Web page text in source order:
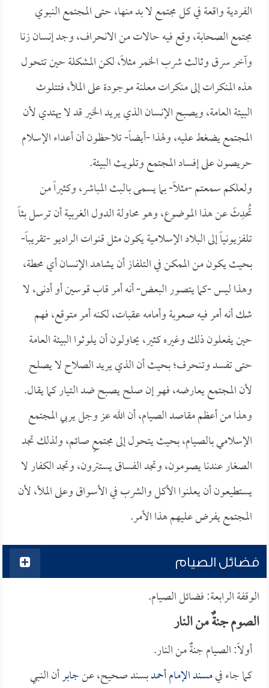
الفردية واقعة في كل مجتمع لا بد منها، حتى المجتمع النبوي
مجتمع الصحابة، وقع فيه حالات من الانحراف، وجد إنسان زنا
وآخر سرق وثالث شرب الخمر مثلاً، لكن المشكلة حين تتحول
هذه المنكرات إلى منكرات معلنة موجودة على الملأ، فتتلوث
البيئة العامة، ويصبح الإنسان الذي يريد الخير قد لا يهتدي لأن
المجتمع يضغط عليه، ولهذا -أيضاً- تلاحظون أن أعداء الإسلام
حريصون على إفساد المجتمع وتلويث البيئة.
ولعلكم سمعتم -مثلاً- بما يسمى بالبث المباشر، وكثيراً من
تُحدِثَ عن هذا الموضوع، وهو محاولة الدول الغربية أن ترسل بثاً
تلفزيونياً إلى البلاد الإسلامية يكون مثل قنوات الراديو -تقريباً-
بحيث يكون من الممكن في التلفاز أن يشاهد الإنسان أي محطة،
وهذا ليس -كما يتصور البعض- أنه أمر قاب قوسين أو أدنى، لا
شك أنه أمر فيه صعوبة وأمامه عقبات، لكنه أمر متوقع، فهم
حين يفعلون ذلك وغيره كثير، يحاولون أن يلوثوا البيئة العامة
حتى تفسد وتنحرف؛ بحيث أن الذي يريد الصلاح لا يصلح
لأن المجتمع يعارضه، فهو إن صلح يصبح ضد التيار كما يقال.
وهذا من أعظم مقاصد الصيام، أن الله عز وجل يربي المجتمع
الإسلامي بالصيام، بحيث يتحول إلى مجتمعٍ صائم، ولذلك تجد
الصغار عندنا يصومون، وتجد الفساق يستترون، وتجد الكفار لا
يستطيعون أن يعلنوا الأكل والشرب في الأسواق وعلى الملأ، لأن
المجتمع يفرض عليهم هذا الأمر.
فضائل الصيام
الوقفة الرابعة: فضائل الصيام.
الصوم جنةٌ من النار
أولاً: الصيام جنةٌ من النار.
كما جاء فيمسند الإمام أحمدبسند صحيح، عنجابرأن النبي